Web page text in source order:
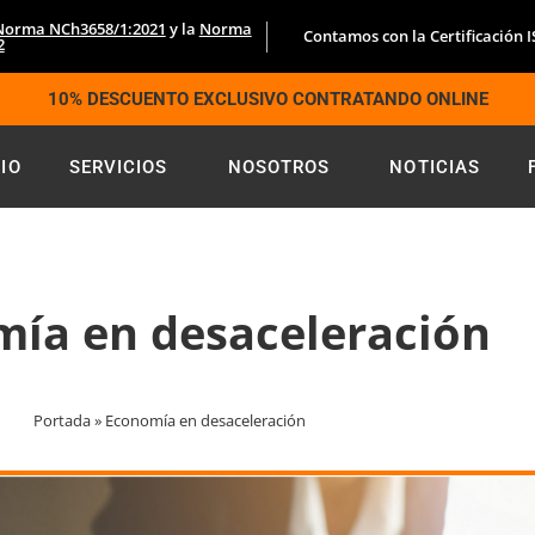
NCh3658/1:2021 y la Norma Contamos con la Certificación
10% DESCUENTO EXCLUSIVO CONTRATANDO ONLINE
SERVICIOS NOSOTROS NOTICIAS
en desaceleración
Portada» Economía en desaceleración